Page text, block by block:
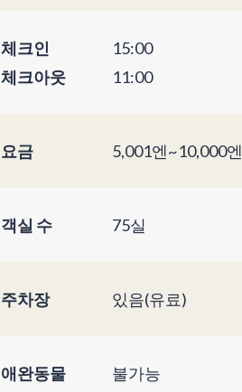
체크인
체크아웃
15:00
11:00
요금 5,001엔~10,000엔
객실 수 75실
주차장 있음(유료)
애완동물 불가능